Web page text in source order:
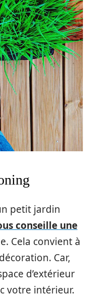
petit jardin
conseille une
Cela convient à
Car,
d’extérieur
votre intérieur.